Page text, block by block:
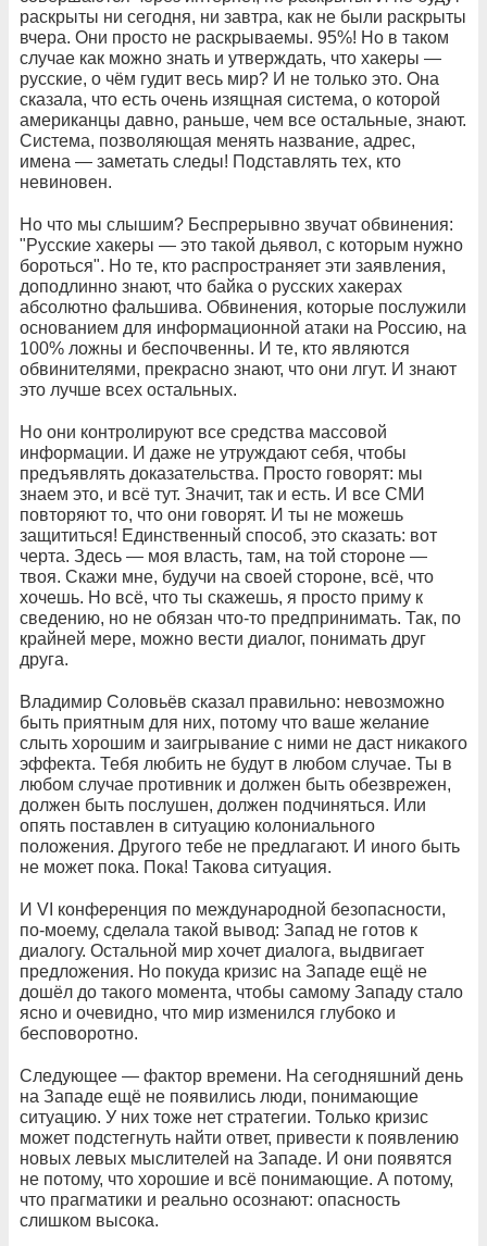
раскрыты ни сегодня, ни завтра, как не были раскрыты
вчера. Они просто не раскрываемы. 95%! Но в таком
случае как можно знать и утверждать, что хакеры —
русские, о чём гудит весь мир? И не только это. Она
сказала, что есть очень изящная система, о которой
американцы давно, раньше, чем все остальные, знают.
Система, позволяющая менять название, адрес,
имена — заметать следы! Подставлять тех, кто
невиновен.
Но что мы слышим? Беспрерывно звучат обвинения:
"Русские хакеры — это такой дьявол, с которым нужно
бороться". Но те, кто распространяет эти заявления,
доподлинно знают, что байка о русских хакерах
абсолютно фальшива. Обвинения, которые послужили
основанием для информационной атаки на Россию, на
100% ложны и беспочвенны. И те, кто являются
обвинителями, прекрасно знают, что они лгут. И знают
это лучше всех остальных.
Но они контролируют все средства массовой
информации. И даже не утруждают себя, чтобы
предъявлять доказательства. Просто говорят: мы
знаем это, и всё тут. Значит, так и есть. И все СМИ
повторяют то, что они говорят. И ты не можешь
защититься! Единственный способ, это сказать: вот
черта. Здесь — моя власть, там, на той стороне —
твоя. Скажи мне, будучи на своей стороне, всё, что
хочешь. Но всё, что ты скажешь, я просто приму к
сведению, но не обязан что-то предпринимать. Так, по
крайней мере, можно вести диалог, понимать друг
друга.
Владимир Соловьёв сказал правильно: невозможно
быть приятным для них, потому что ваше желание
слыть хорошим и заигрывание с ними не даст никакого
эффекта. Тебя любить не будут в любом случае. Ты в
любом случае противник и должен быть обезврежен,
должен быть послушен, должен подчиняться. Или
опять поставлен в ситуацию колониального
положения. Другого тебе не предлагают. И иного быть
не может пока. Пока! Такова ситуация.
И VI конференция по международной безопасности,
по-моему, сделала такой вывод: Запад не готов к
диалогу. Остальной мир хочет диалога, выдвигает
предложения. Но покуда кризис на Западе ещё не
дошёл до такого момента, чтобы самому Западу стало
ясно и очевидно, что мир изменился глубоко и
бесповоротно.
Следующее — фактор времени. На сегодняшний день
на Западе ещё не появились люди, понимающие
ситуацию. У них тоже нет стратегии. Только кризис
может подстегнуть найти ответ, привести к появлению
новых левых мыслителей на Западе. И они появятся
не потому, что хорошие и всё понимающие. А потому,
что прагматики и реально осознают: опасность
слишком высока.